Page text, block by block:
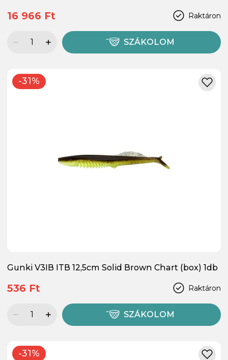
Raktáron
16 966 Ft
SZÁKOLOM
-31%
Gunki V3IB ITB 12,5cm Solid Brown Chart (box) 1db
Raktáron
536 Ft
SZÁKOLOM
-31%